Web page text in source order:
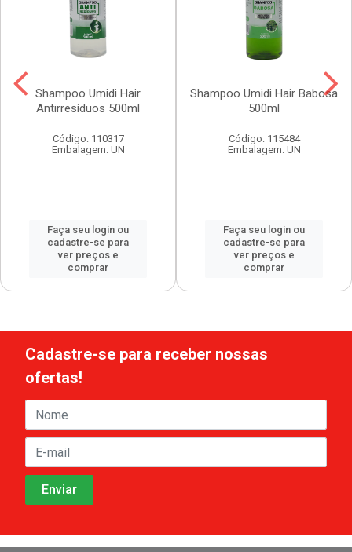
Shampoo Umidi Hair
Antirresíduos 500ml
Código: 110317
Embalagem: UN
Faça seu login ou
cadastre-se para
ver preços e
comprar
Shampoo Umidi Hair Babosa
500ml
Código: 115484
Embalagem: UN
Faça seu login ou
cadastre-se para
ver preços e
comprar
Cadastre-se para receber nossas
ofertas!